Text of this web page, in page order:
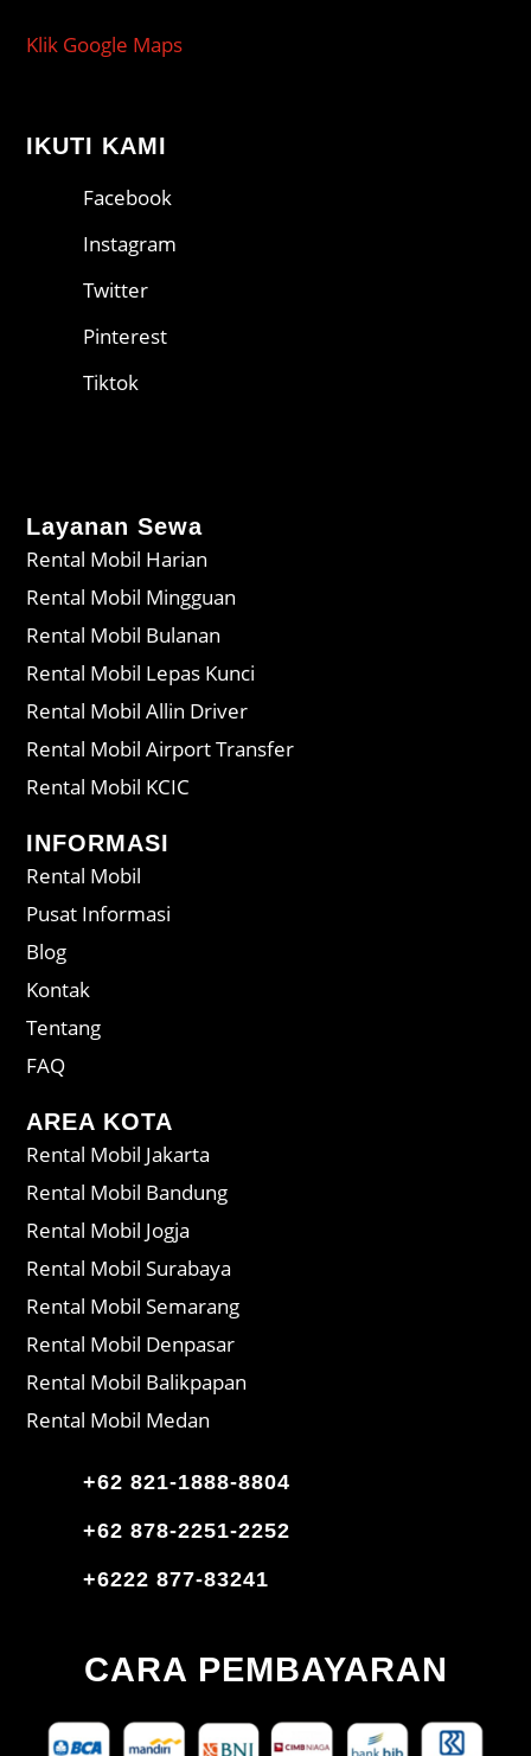
Klik Google Maps
IKUTI KAMI
Facebook
Instagram
Twitter
Pinterest
Tiktok
Layanan Sewa
Rental Mobil Harian
Rental Mobil Mingguan
Rental Mobil Bulanan
Rental Mobil Lepas Kunci
Rental Mobil Allin Driver
Rental Mobil Airport Transfer
Rental Mobil KCIC
INFORMASI
Rental Mobil
Pusat Informasi
Blog
Kontak
Tentang
FAQ
AREA KOTA
Rental Mobil Jakarta
Rental Mobil Bandung
Rental Mobil Jogja
Rental Mobil Surabaya
Rental Mobil Semarang
Rental Mobil Denpasar
Rental Mobil Balikpapan
Rental Mobil Medan
+62 821-1888-8804
+62 878-2251-2252
+6222 877-83241
CARA PEMBAYARAN